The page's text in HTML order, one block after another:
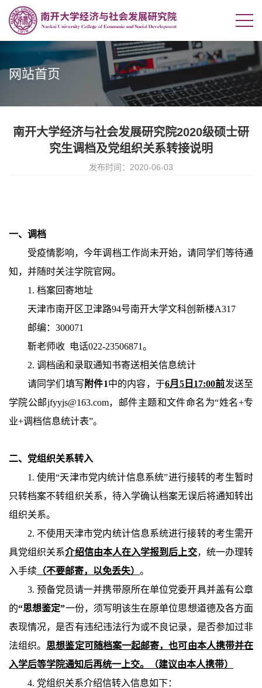
网站首页
南开大学经济与社会发展研究院2020级硕士研
究生调档及党组织关系转接说明
发布时间：2020-06-03
一、调档
受疫情影响，今年调档工作尚未开始，请同学们等待通
知，并随时关注学院官网。
1. 档案回寄地址
天津市南开区卫津路94号南开大学文科创新楼A317
邮编： 300071
靳老师收 电话022-23506871。
2. 调档函和录取通知书寄送相关信息统计
请同学们填写 附件1中的内容，于6月 5日 17:00前发送至
学院公邮jfyyjs@163.com，邮件主题和文件命名为“姓名+专
业+调档信息统计表”。
二、党组织关系转入
1. 使用“天津市党内统计信息系统”进行接转的考生暂时
只转档案不转组织关系，待入学确认档案无误后将通知转出
组织关系。
2. 不使用天津市党内统计信息系统进行接转的考生需开
具党组织关系介绍信由本人在入学报到后上交，统一办理转
入手续 （不要邮寄，以免丢失） 。
3. 预备党员请一并携带原所在单位党委开具并盖有公章
的“思想鉴定”一份，须写明该生在原单位思想道德及各方面
表现情况，是否有违纪违法行为或不良记录，是否参加过非
法组织。 思想鉴定可随档案一起邮寄，也可由本人携带并在
入学后等学院通知后再统一上交。（建议由本人携带）
4. 党组织关系介绍信转入信息如下：